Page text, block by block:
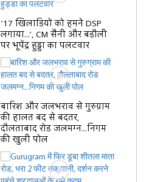
'17 खिलाड़ियों को हमने DSP
लगाया...', CM सैनी और बड़ौली
पर भूपेंद्र हुड्डा का पलटवार
बारिश और जलभराव से गुरुग्राम
की हालत बद से बदतर,
दौलताबाद रोड जलमग्न...निगम
की खुली पोल